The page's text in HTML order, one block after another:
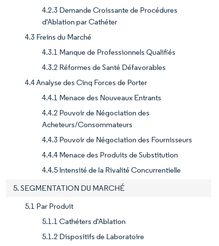
4.2.3 Demande Croissante de Procédures
d'Ablation par Cathéter
4.3 Freins du Marché
4.3.1 Manque de Professionnels Qualifiés
4.3.2 Réformes de Santé Défavorables
4.4 Analyse des Cinq Forces de Porter
4.4.1 Menace des Nouveaux Entrants
4.4.2 Pouvoir de Négociation des
Acheteurs/Consommateurs
4.4.3 Pouvoir de Négociation des Fournisseurs
4.4.4 Menace des Produits de Substitution
4.4.5 Intensité de la Rivalité Concurrentielle
5. SEGMENTATION DU MARCHÉ
5.1 Par Produit
5.1.1 Cathéters d'Ablation
5.1.2 Dispositifs de Laboratoire